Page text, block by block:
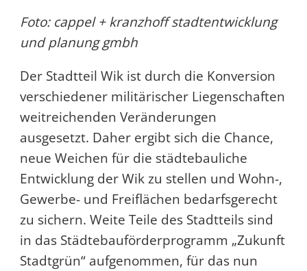
Foto: cappel + kranzhoff stadtentwicklung
und planung gmbh
Der Stadtteil Wik ist durch die Konversion
verschiedener militärischer Liegenschaften
weitreichenden Veränderungen
ausgesetzt. Daher ergibt sich die Chance,
neue Weichen für die städtebauliche
Entwicklung der Wik zu stellen und Wohn-,
Gewerbe- und Freiflächen bedarfsgerecht
zu sichern. Weite Teile des Stadtteils sind
in das Städtebauförderprogramm „Zukunft
Stadtgrün“ aufgenommen, für das nun